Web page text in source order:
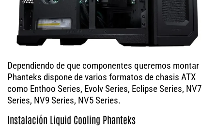
Dependiendo de que componentes queremos montar
Phanteks dispone de varios formatos de chasis ATX
como Enthoo Series, Evolv Series, Eclipse Series, NV7
Series, NV9 Series, NV5 Series.
Instalación Liquid Cooling Phanteks